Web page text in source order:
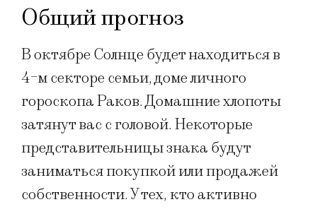
Общий прогноз
В октябре Солнце будет находиться в
4-м секторе семьи, доме личного
гороскопа Раков. Домашние хлопоты
затянут вас с головой. Некоторые
представительницы знака будут
заниматься покупкой или продажей
собственности. У тех, кто активно